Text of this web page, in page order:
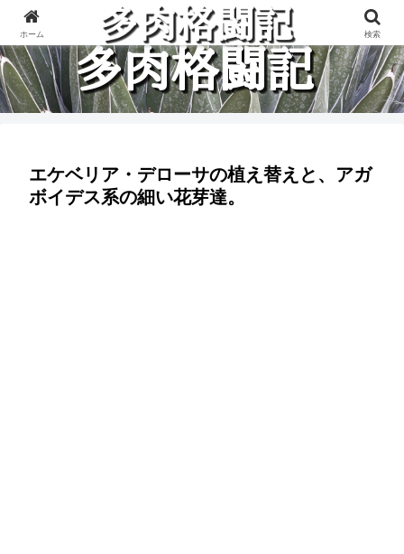
多肉植物と楽しく格闘している記録です。
エケベリア・デローサの植え替えと、アガ
ボイデス系の細い花芽達。
ホーム 検索